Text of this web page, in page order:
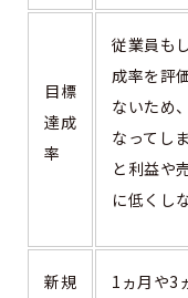
目標
達成
率
従業員も
成率を評
ないため
なってし
と利益や
に低くし
新規
1ヵ月や3